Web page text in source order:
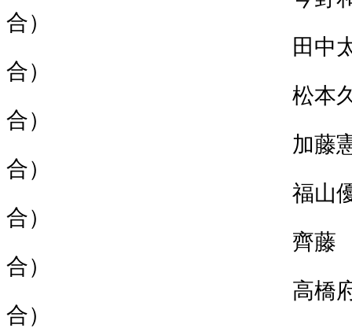
合）
田中太輔（北見
合）
松本久志（北見
合）
加藤憲一（北見
合）
福山優花（北見
合）
齊藤 剛（北見
合）
高橋府史（北見
合）